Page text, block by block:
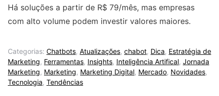
Há soluções a partir de R$ 79/mês, mas empresas
com alto volume podem investir valores maiores.
Categorias: Chatbots, Atualizações, chabot, Dica, Estratégia de
Marketing, Ferramentas, Insights, Inteligência Artifical, Jornada
Marketing, Marketing, Marketing Digital, Mercado, Novidades,
Tecnologia, Tendências